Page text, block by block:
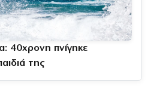
40χρονη πνίγηκε
της